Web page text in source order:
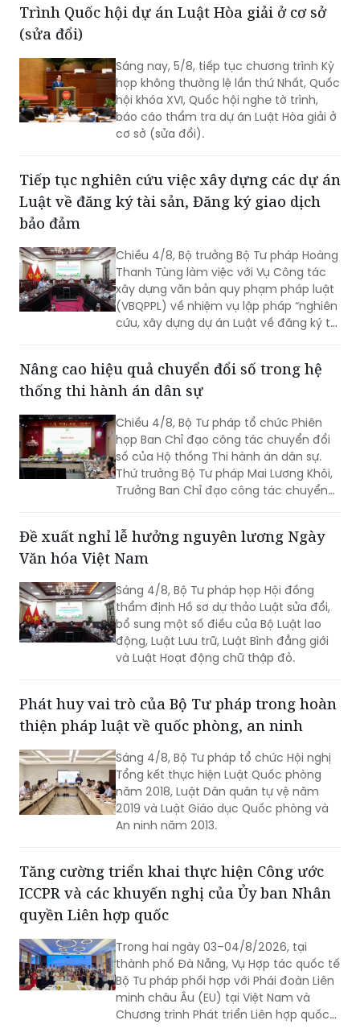
Trình Quốc hội dự án Luật Hòa giải ở cơ sở
(sửa đổi)
Sáng nay, 5/8, tiếp tục chương trình Kỳ
họp không thường lệ lần thứ Nhất, Quốc
hội khóa XVI, Quốc hội nghe tờ trình,
báo cáo thẩm tra dự án Luật Hòa giải ở
cơ sở (sửa đổi).
Tiếp tục nghiên cứu việc xây dựng các dự án
Luật về đăng ký tài sản, Đăng ký giao dịch
bảo đảm
Chiều 4/8, Bộ trưởng Bộ Tư pháp Hoàng
Thanh Tùng làm việc với Vụ Công tác
xây dựng văn bản quy phạm pháp luật
(VBQPPL) về nhiệm vụ lập pháp “nghiên
cứu, xây dựng dự án Luật về đăng ký tài
trưởng Đặng Hoàng Oanh.
Nâng cao hiệu quả chuyển đổi số trong hệ
thống thi hành án dân sự
Chiều 4/8, Bộ Tư pháp tổ chức Phiên
họp Ban Chỉ đạo công tác chuyển đổi
số của Hộ thống Thi hành án dân sự.
Thứ trưởng Bộ Tư pháp Mai Lương Khôi,
Trưởng Ban Chỉ đạo công tác chuyển
Đề xuất nghỉ lễ hưởng nguyên lương Ngày
Văn hóa Việt Nam
Sáng 4/8, Bộ Tư pháp họp Hội đồng
thẩm định Hồ sơ dự thảo Luật sửa đổi,
bổ sung một số điều của Bộ Luật lao
động, Luật Lưu trữ, Luật Bình đẳng giới
và Luật Hoạt động chữ thập đỏ.
Phát huy vai trò của Bộ Tư pháp trong hoàn
thiện pháp luật về quốc phòng, an ninh
Sáng 4/8, Bộ Tư pháp tổ chức Hội nghị
Tổng kết thực hiện Luật Quốc phòng
năm 2018, Luật Dân quân tự vệ năm
2019 và Luật Giáo dục Quốc phòng và
An ninh năm 2013.
Tăng cường triển khai thực hiện Công ước
ICCPR và các khuyến nghị của Ủy ban Nhân
quyền Liên hợp quốc
Trong hai ngày 03–04/8/2026, tại
thành phố Đà Nẵng, Vụ Hợp tác quốc tế
Bộ Tư pháp phối hợp với Phái đoàn Liên
minh châu Âu (EU) tại Việt Nam và
Chương trình Phát triển Liên hợp quốc